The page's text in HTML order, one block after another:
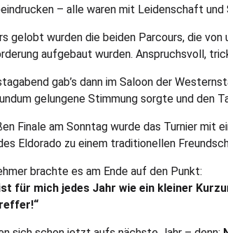
– alle waren mit Leidenschaft
gelobt wurden die beiden Parcours, die
aufgebaut wurden. Anspruchsvoll,
gab’s dann im Saloon der
gelungene Stimmung sorgte und den
Finale am Sonntag wurde das Turnier mit
Eldorado zu einem traditionellen
brachte es am Ende auf den Punkt:
für mich jedes Jahr wie ein kleiner